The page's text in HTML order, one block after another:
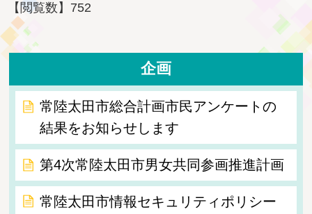
【閲覧数】 752
企画
常陸太田市総合計画市民アンケートの
結果をお知らせします
第4次常陸太田市男女共同参画推進計画
常陸太田市情報セキュリティポリシー